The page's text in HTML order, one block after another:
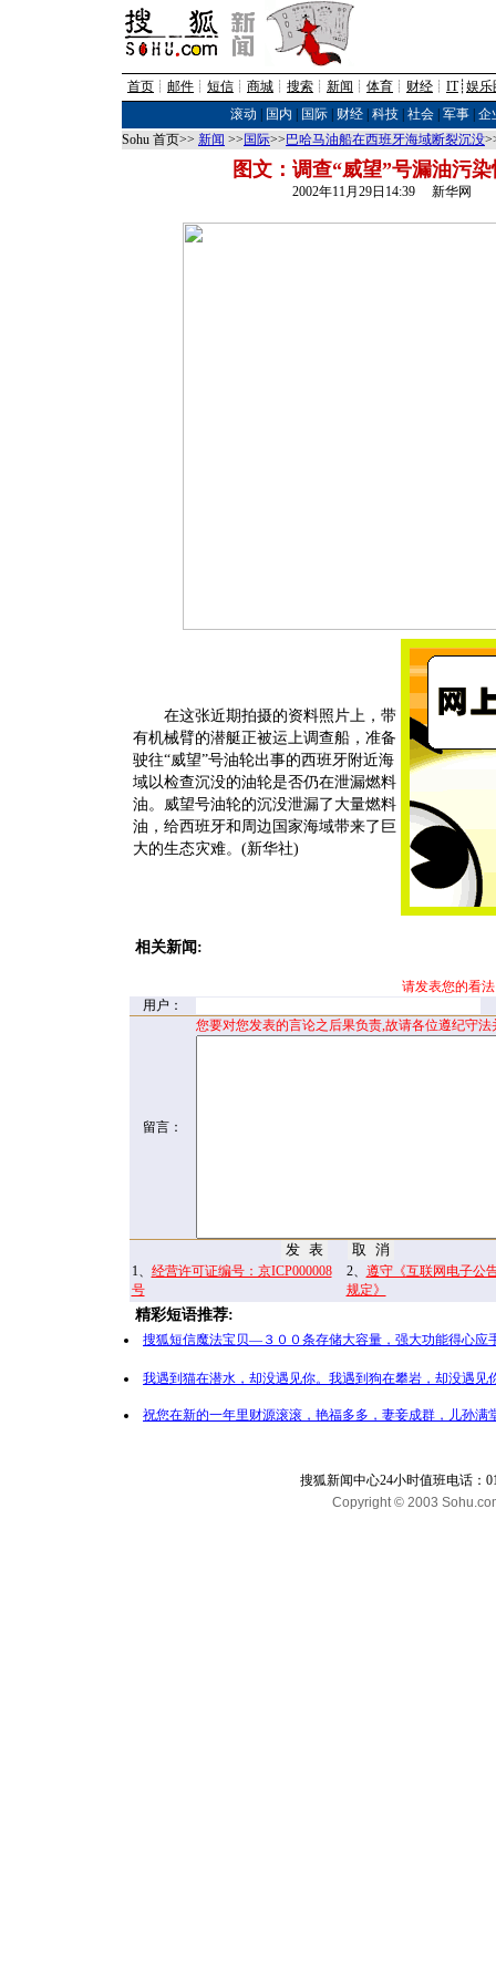
首页 ┊ 邮件 ┊ 短信 ┊ 商城 ┊ 搜索 ┊ 新闻 ┊ 体育 ┊ 财经 ┊ IT┊ 娱乐
滚动
国内 国际| 财经| 科技| 社会| 军事| 企
Sohu 首页>> 新闻 >> 国际>> 巴哈马油船在西班牙海域断裂沉没
图文：调查“威望”号漏油污
2002年11月29日14:39 新华网
在这张近期拍摄的资料照片上，带
有机械臂的潜艇正被运上调查船，准备
驶往“威望”号油轮出事的西班牙附近海
域以检查沉没的油轮是否仍在泄漏燃料
油。威望号油轮的沉没泄漏了大量燃料
油，给西班牙和周边国家海域带来了巨
大的生态灾难。(新华社)
相关新闻:
请发表您的看
用户：
留言：
您要对您发表的言论之后果负责,故请各位遵纪守
1、 经营许可证编号：京ICP000008
号
2、 遵守《互联网电子公
规定》
精彩短语推荐:
搜狐短信魔法宝贝—３００条存储大容量，强大功能得心应
我遇到猫在潜水，却没遇见你。我遇到狗在攀岩，却没遇
祝您在新的一年里财源滚滚，艳福多多，妻妾成群，儿孙
搜狐新闻中心24小时值班电话：
Copyright © 2003